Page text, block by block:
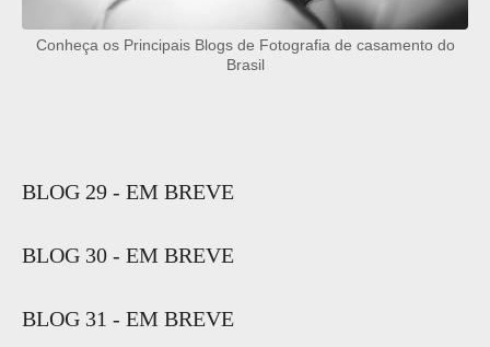
Conheça os Principais Blogs de Fotografia de casamento do
Brasil
BLOG 29 - EM BREVE
BLOG 30 - EM BREVE
BLOG 31 - EM BREVE